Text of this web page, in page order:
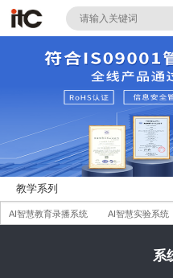
教学系列
AI智慧教育录播系统 AI智慧实验系统
系